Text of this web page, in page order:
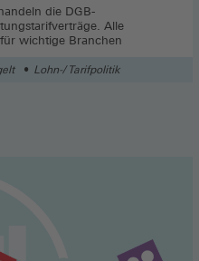
die DGB-
Alle
wichtige Branchen
Lohn-/ Tarifpolitik